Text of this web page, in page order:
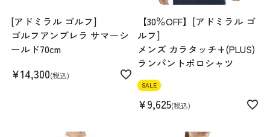
[アドミラル ゴルフ]
ゴルフアンブレラ サマーシ
ールド70cm
¥14,300 税込
【30％OFF】[アドミラル ゴ
ルフ]
メンズ カラタッチ+(PLUS)
ランパントポロシャツ
SALE
¥9,625 税込